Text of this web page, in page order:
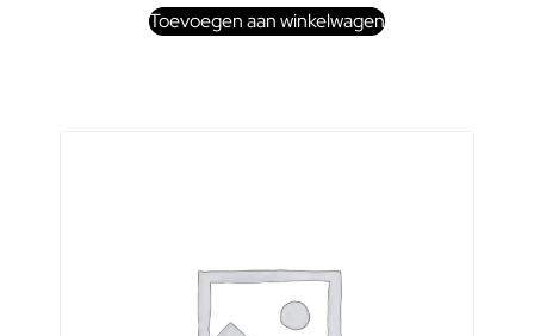
Toevoegen aan winkelwagen